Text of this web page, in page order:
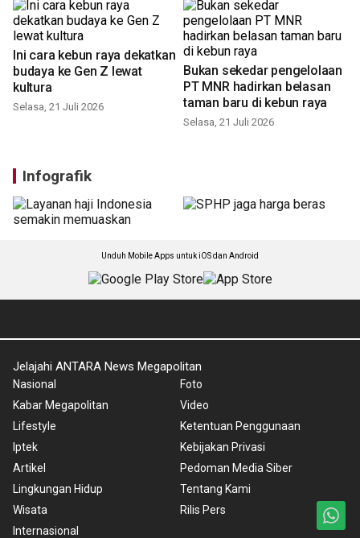
aturan baru
Senin, 3 Agustus 2026
liar punah? ini kata Burung
Indonesia
Senin, 27 Juli 2026
Ini cara kebun raya dekatkan
budaya ke Gen Z lewat
kultura
PT MNR hadirkan belasan